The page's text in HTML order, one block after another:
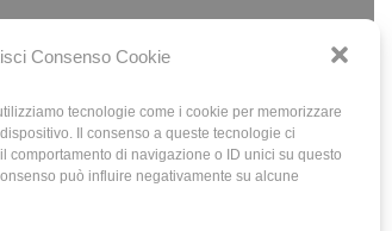
Consenso Cookie
tecnologie come i cookie per memorizzare
Il consenso a queste tecnologie ci
comportamento di navigazione o ID unici su questo
può influire negativamente su alcune